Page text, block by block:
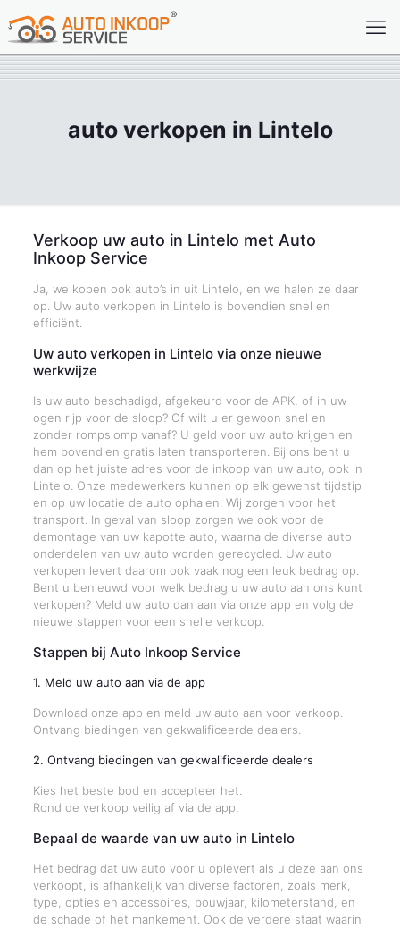
auto verkopen in Lintelo
Verkoop uw auto in Lintelo met Auto
Inkoop Service
Ja, we kopen ook auto’s in uit Lintelo, en we halen ze daar
op. Uw auto verkopen in Lintelo is bovendien snel en
efficiënt.
Uw auto verkopen in Lintelo via onze nieuwe
werkwijze
Is uw auto beschadigd, afgekeurd voor de APK, of in uw
ogen rijp voor de sloop? Of wilt u er gewoon snel en
zonder rompslomp vanaf? U geld voor uw auto krijgen en
hem bovendien gratis laten transporteren. Bij ons bent u
dan op het juiste adres voor de inkoop van uw auto, ook in
Lintelo. Onze medewerkers kunnen op elk gewenst tijdstip
en op uw locatie de auto ophalen. Wij zorgen voor het
transport. In geval van sloop zorgen we ook voor de
demontage van uw kapotte auto, waarna de diverse auto
onderdelen van uw auto worden gerecycled. Uw auto
verkopen levert daarom ook vaak nog een leuk bedrag op.
Bent u benieuwd voor welk bedrag u uw auto aan ons kunt
verkopen? Meld uw auto dan aan via onze app en volg de
nieuwe stappen voor een snelle verkoop.
Stappen bij Auto Inkoop Service
1. Meld uw auto aan via de app
Download onze app en meld uw auto aan voor verkoop.
Ontvang biedingen van gekwalificeerde dealers.
2. Ontvang biedingen van gekwalificeerde dealers
Kies het beste bod en accepteer het.
Rond de verkoop veilig af via de app.
Bepaal de waarde van uw auto in Lintelo
Het bedrag dat uw auto voor u oplevert als u deze aan ons
verkoopt, is afhankelijk van diverse factoren, zoals merk,
type, opties en accessoires, bouwjaar, kilometerstand, en
de schade of het mankement. Ook de verdere staat waarin